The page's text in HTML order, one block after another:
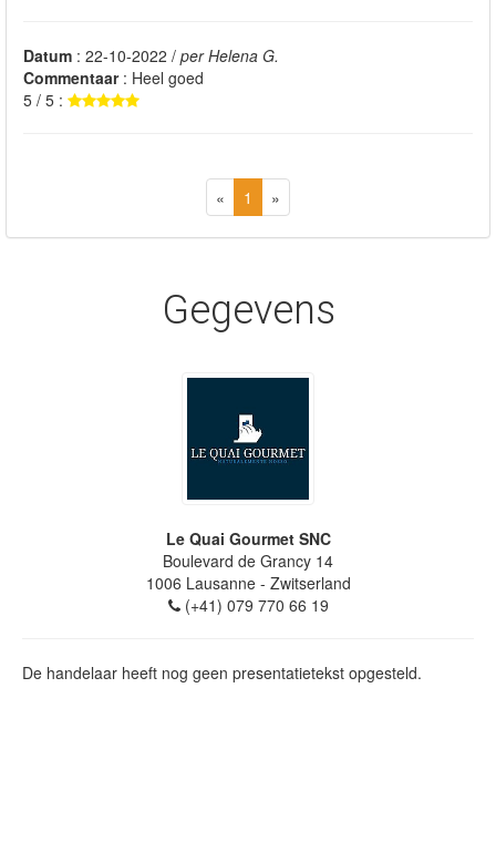
Datum : 22-10-2022 / per Helena G.
Commentaar: Heel goed
5 / 5 :
« 1 »
Gegevens
Le Quai Gourmet SNC
Boulevard de Grancy 14
1006 Lausanne- Zwitserland
(+41) 079 770 66 19
De handelaar heeft nog geen presentatietekst opgesteld.